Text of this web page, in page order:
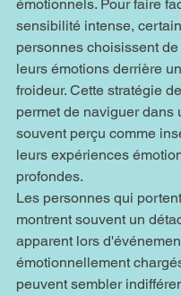
émotionnels. Pour faire
sensibilité intense,
personnes choisissent
leurs émotions derrière
froideur. Cette stratégie
permet de naviguer dans
souvent perçu comme
leurs expériences
profondes.
Les personnes qui
montrent souvent un
apparent lors
émotionnellement
peuvent sembler